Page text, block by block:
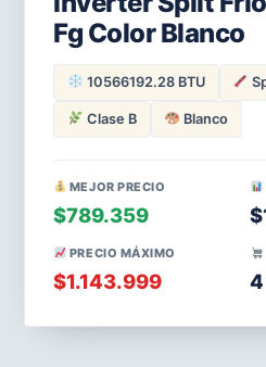
Fg Color Blanco
10566192.28 BTU
Clase B Blanco
MEJOR PRECIO
$789.359
PRECIO MÁXIMO
$1.143.999